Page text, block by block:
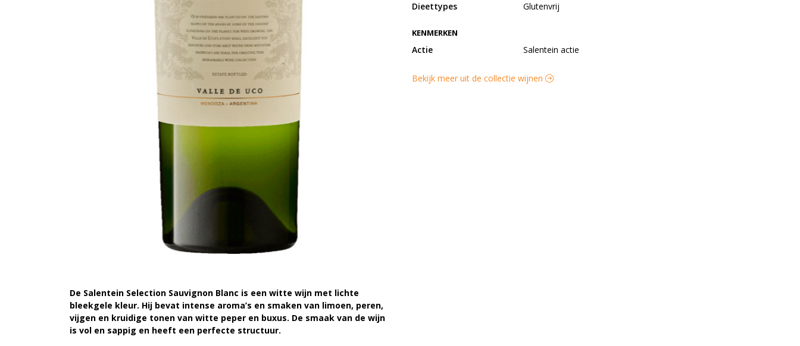
De Salentein Selection Sauvignon Blanc is een witte wijn met lichte
bleekgele kleur. Hij bevat intense aroma’s en smaken van limoen, peren,
vijgen en kruidige tonen van witte peper en buxus. De smaak van de wijn
is vol en sappig en heeft een perfecte structuur.
Dieettypes
Glutenvrij
KENMERKEN
Actie Salentein actie
Bekijk meer uit de collectie wijnen